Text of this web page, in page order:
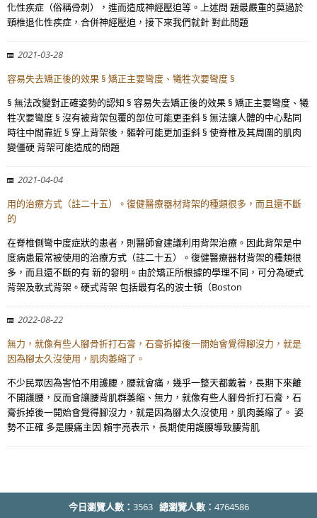
化性疾症（俗稱骨刺），進而造成神經壓迫等。上述問 題最嚴重的莫過於
頸椎退化性疾症，合併神經壓迫，接下來我們就針 對此問題
2021-03-28
容易失去矯正後的效果 § 矯正主要彎度、犧牲次要彎度 §
§ 無法改變對正確姿勢的認知 § 容易失去矯正後的效果 § 矯正主要彎度、犧
牲次要彎度 § 沒有被背架包覆的部位可能更歪斜 § 無法讓人體的中心點同
時往中間靠近 § 穿上背架後，軀幹可能更加歪斜 § 使脊椎及其周圍的肌肉
變僵硬 背架可能造成的問題
2021-04-04
用的治療方式（註二十五）。復健醫療器材背架的種類很多，而且還不斷
的
在脊椎側彎中度症狀的患者，則醫師會建議利用背架治療。因此背架是中
度病患最常被使用的治療方式（註二十五）。復健醫療器材背架的種類很
多，而且還不斷的有 新的發明。由於矯正所根據的學理不同，可分為硬式
背架及軟式背架。硬式背架 包括最有名的波士頓（Boston
2022-08-22
無力，就像有些人腳骨折打石膏，石膏拆掉後一開始會覺得腳沒力，就是
因為腳太久沒使用，肌肉萎縮了。
不少民眾因為害怕不用護腰，腰就會痛，幾乎一整天都戴著，長期下來離
不開護腰，反而會讓腰背肌群萎縮、無力，就像有些人腳骨折打石膏，石
膏拆掉後一開始會覺得腳沒力，就是因為腳太久沒使用，肌肉萎縮了。 姿
勢不正確 多是腰痛主因 賴宇亮表示，長期使用護腰導致腰背肌
今日瀏覽人數： 3563 總瀏覽人數： 4764586